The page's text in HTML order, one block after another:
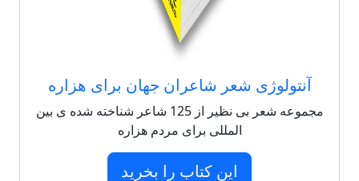
آنتولوژی شعر شاعران جهان برای هزاره
مجموعه شعر بی نظیر از 125 شاعر شناخته شده ی بین
المللی برای مردم هزاره
این کتاب را بخرید